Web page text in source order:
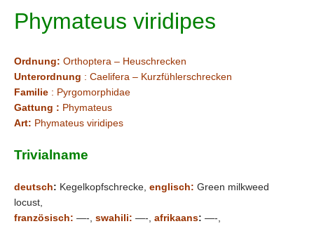
Phymateus viridipes
Ordnung: Orthoptera – Heuschrecken
Unterordnung : Caelifera – Kurzfühlerschrecken
Familie : Pyrgomorphidae
Gattung : Phymateus
Art: Phymateus viridipes
Trivialname
deutsch: Kegelkopfschrecke, englisch: Green milkweed
locust,
französisch: —-, swahili: —-, afrikaans: —-,